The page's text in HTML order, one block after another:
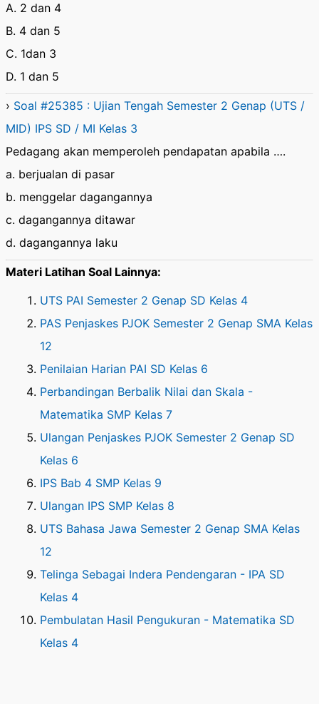
A. 2 dan 4
B. 4 dan 5
C. 1dan 3
D. 1 dan 5
› Soal #25385 : Ujian Tengah Semester 2 Genap (UTS /
MID) IPS SD / MI Kelas 3
Pedagang akan memperoleh pendapatan apabila ….
a. berjualan di pasar
b. menggelar dagangannya
c. dagangannya ditawar
d. dagangannya laku
Materi Latihan Soal Lainnya:
UTS PAI Semester 2 Genap SD Kelas 4
PAS Penjaskes PJOK Semester 2 Genap SMA Kelas
12
Penilaian Harian PAI SD Kelas 6
Perbandingan Berbalik Nilai dan Skala -
Matematika SMP Kelas 7
Ulangan Penjaskes PJOK Semester 2 Genap SD
Kelas 6
IPS Bab 4 SMP Kelas 9
Ulangan IPS SMP Kelas 8
UTS Bahasa Jawa Semester 2 Genap SMA Kelas
12
Telinga Sebagai Indera Pendengaran - IPA SD
Kelas 4
Pembulatan Hasil Pengukuran - Matematika SD
Kelas 4